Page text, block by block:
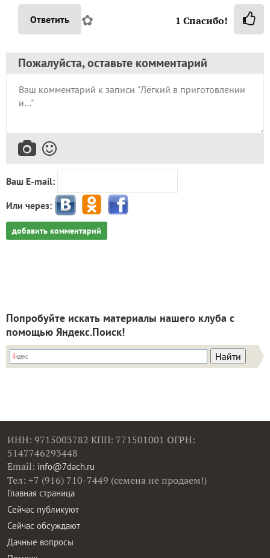
Ответить ✿ 1 Спасибо!
Пожалуйста, оставьте комментарий
Ваш E-mail:
Или через:
добавить комментарий
Попробуйте искать материалы нашего клуба с
помощью Яндекс.Поиск!
ИНН: 9715003782 КПП: 771501001 ОГРН:
5147746293448
Email: info@7dach.ru
Тел: +7 (916) 710-7449 (семена не продаем!)
Главная страница
Сейчас публикуют
Сейчас обсуждают
Дачные вопросы